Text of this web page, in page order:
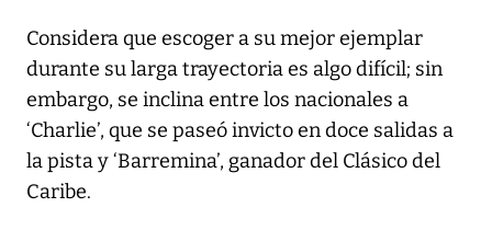
Considera que escoger a su mejor ejemplar
durante su larga trayectoria es algo difícil; sin
embargo, se inclina entre los nacionales a
‘Charlie’, que se paseó invicto en doce salidas a
la pista y ‘Barremina’, ganador del Clásico del
Caribe.